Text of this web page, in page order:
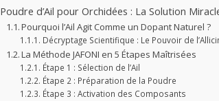
Poudre d’Ail pour Orchidées : La Solution
Pourquoi l’Ail Agit Comme un Dopant Naturel ?
Décryptage Scientifique : Le Pouvoir de
La Méthode JAFONI en 5 Étapes Maîtrisées
Étape 1 : Sélection de l’Ail
Étape 2 : Préparation de la Poudre
Étape 3 : Activation des Composants